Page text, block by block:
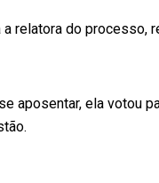
a relatora do processo,
aposentar, ela votou